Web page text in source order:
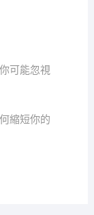
可能忽視
縮短你的